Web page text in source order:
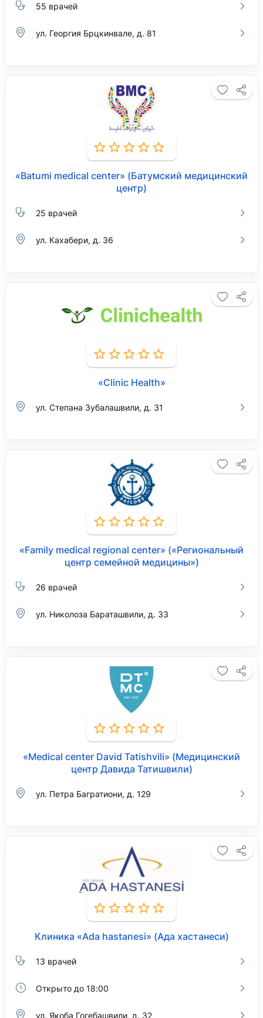
55 врачей
ул. Георгия Брцкинвале, д. 81
«Batumi medical center» (Батумский медицинский
центр)
25 врачей
ул. Кахабери, д. 36
«Clinic Health»
ул. Степана Зубалашвили, д. 31
«Family medical regional center» («Региональный
центр семейной медицины»)
26 врачей
ул. Николоза Бараташвили, д. 33
«Medical center David Tatishvili» (Медицинский
центр Давида Татишвили)
ул. Петра Багратиони, д. 129
Клиника «Ada hastanesi» (Ада хастанеси)
13 врачей
Открыто до 18:00
ул. Якоба Гогебашвили, д. 32